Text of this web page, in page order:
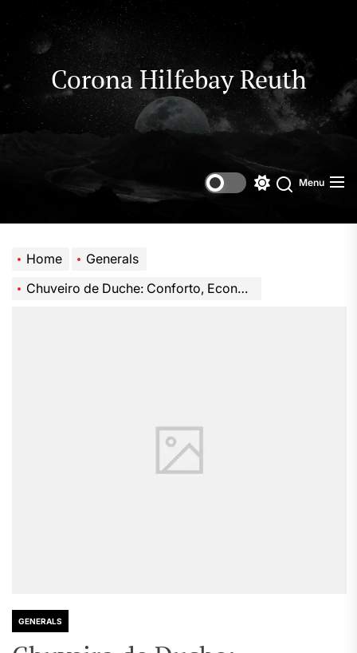
to
content
Corona Hilfebay Reuth
SwitchSearch
Menu
Home
Generals
Chuveiro de Duche: Conforto, Economia e Bem-Estar no Dia a Dia
GENERALS